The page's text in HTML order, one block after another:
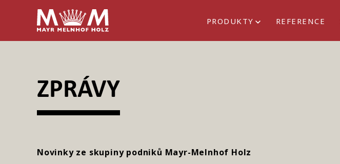
PRODUKTY REFERENCE
ZPRÁVY
Novinky ze skupiny podniků Mayr-Melnhof Holz